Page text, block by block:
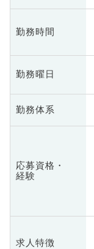
勤務時間
勤務曜日
勤務体系
応募資格・
経験
求人特徴